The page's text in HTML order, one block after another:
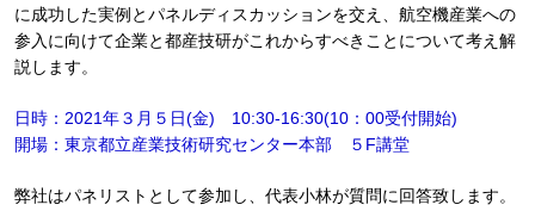
に成功した実例とパネルディスカッションを交え、航空機産業への
参入に向けて企業と都産技研がこれからすべきことについて考え解
説します。
日時：2021年３月５日(金) 10:30-16:30(10：00受付開始)
開場：東京都立産業技術研究センター本部 ５F講堂
弊社はパネリストとして参加し、代表小林が質問に回答致します。